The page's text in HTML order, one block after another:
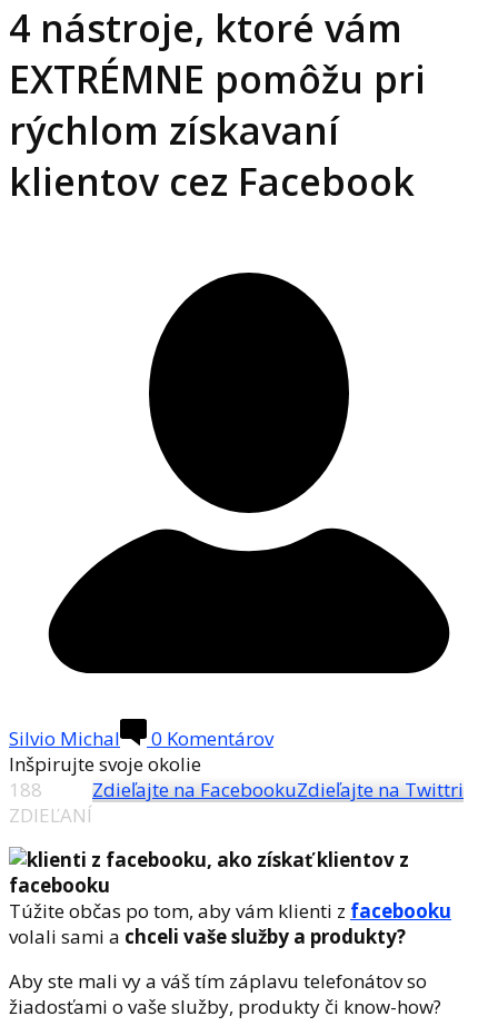
4 nástroje, ktoré vám
EXTRÉMNE pomôžu pri
rýchlom získavaní
klientov cez Facebook
Silvio Michal
0 Komentárov
Inšpirujte svoje okolie
188
ZDIEĽANÍ
Zdieľajte na FacebookuZdieľajte na Twittri
Túžite občas po tom, aby vám klienti z facebooku
volali sami a chceli vaše služby a produkty?
Aby ste mali vy a váš tím záplavu telefonátov so
žiadosťami o vaše služby, produkty či know-how?